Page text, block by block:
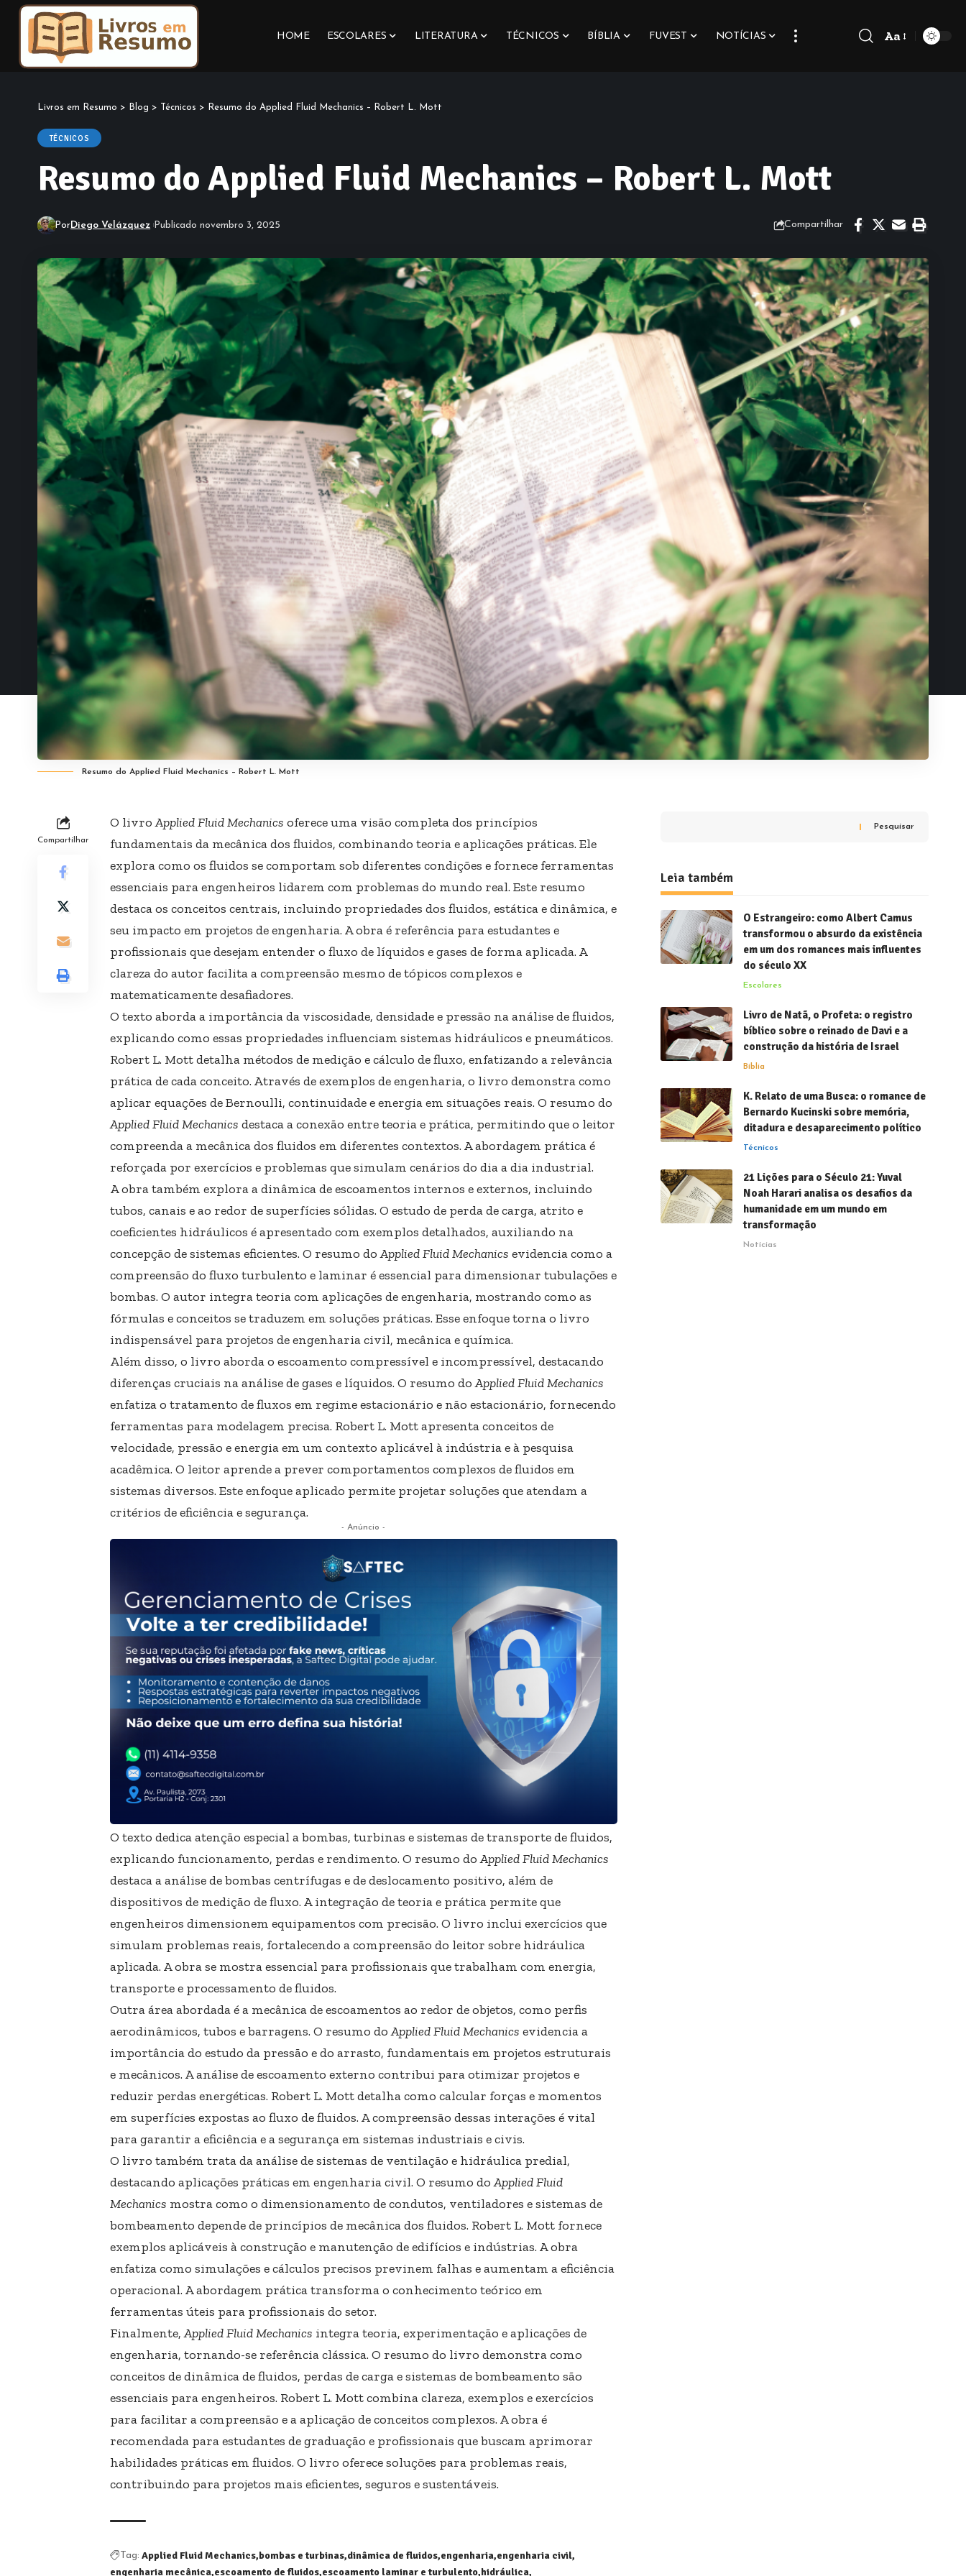
HOME ESCOLARES LITERATURA TÉCNICOS BÍBLIA FUVEST NOTÍCIAS
Font
Aa
Livros em Resumo > Blog > Técnicos > Resumo do Applied Fluid Mechanics – Robert L. Mott
TÉCNICOS
Resumo do Applied Fluid Mechanics – Robert L. Mott
PorDiego Velázquez Publicado novembro 3, 2025 Compartilhar
Resumo do Applied Fluid Mechanics – Robert L. Mott
Compartilhar
O livroApplied Fluid Mechanics oferece uma visão completa dos princípios
fundamentais da mecânica dos fluidos, combinando teoria e aplicações práticas. Ele
explora como os fluidos se comportam sob diferentes condições e fornece ferramentas
essenciais para engenheiros lidarem com problemas do mundo real. Este resumo
destaca os conceitos centrais, incluindo propriedades dos fluidos, estática e dinâmica, e
seu impacto em projetos de engenharia. A obra é referência para estudantes e
profissionais que desejam entender o fluxo de líquidos e gases de forma aplicada. A
clareza do autor facilita a compreensão mesmo de tópicos complexos e
matematicamente desafiadores.
O texto aborda a importância da viscosidade, densidade e pressão na análise de fluidos,
explicando como essas propriedades influenciam sistemas hidráulicos e pneumáticos.
Robert L. Mott detalha métodos de medição e cálculo de fluxo, enfatizando a relevância
prática de cada conceito. Através de exemplos de engenharia, o livro demonstra como
aplicar equações de Bernoulli, continuidade e energia em situações reais. O resumo do
Applied Fluid Mechanics destaca a conexão entre teoria e prática, permitindo que o leitor
compreenda a mecânica dos fluidos em diferentes contextos. A abordagem prática é
reforçada por exercícios e problemas que simulam cenários do dia a dia industrial.
A obra também explora a dinâmica de escoamentos internos e externos, incluindo
tubos, canais e ao redor de superfícies sólidas. O estudo de perda de carga, atrito e
coeficientes hidráulicos é apresentado com exemplos detalhados, auxiliando na
concepção de sistemas eficientes. O resumo doApplied Fluid Mechanics evidencia como a
compreensão do fluxo turbulento e laminar é essencial para dimensionar tubulações e
bombas. O autor integra teoria com aplicações de engenharia, mostrando como as
fórmulas e conceitos se traduzem em soluções práticas. Esse enfoque torna o livro
indispensável para projetos de engenharia civil, mecânica e química.
Além disso, o livro aborda o escoamento compressível e incompressível, destacando
diferenças cruciais na análise de gases e líquidos. O resumo doApplied Fluid Mechanics
enfatiza o tratamento de fluxos em regime estacionário e não estacionário, fornecendo
ferramentas para modelagem precisa. Robert L. Mott apresenta conceitos de
velocidade, pressão e energia em um contexto aplicável à indústria e à pesquisa
acadêmica. O leitor aprende a prever comportamentos complexos de fluidos em
sistemas diversos. Este enfoque aplicado permite projetar soluções que atendam a
critérios de eficiência e segurança.
- Anúncio -
O texto dedica atenção especial a bombas, turbinas e sistemas de transporte de fluidos,
explicando funcionamento, perdas e rendimento. O resumo doApplied Fluid Mechanics
destaca a análise de bombas centrífugas e de deslocamento positivo, além de
dispositivos de medição de fluxo. A integração de teoria e prática permite que
engenheiros dimensionem equipamentos com precisão. O livro inclui exercícios que
simulam problemas reais, fortalecendo a compreensão do leitor sobre hidráulica
aplicada. A obra se mostra essencial para profissionais que trabalham com energia,
transporte e processamento de fluidos.
Outra área abordada é a mecânica de escoamentos ao redor de objetos, como perfis
aerodinâmicos, tubos e barragens. O resumo doApplied Fluid Mechanics evidencia a
importância do estudo da pressão e do arrasto, fundamentais em projetos estruturais
e mecânicos. A análise de escoamento externo contribui para otimizar projetos e
reduzir perdas energéticas. Robert L. Mott detalha como calcular forças e momentos
em superfícies expostas ao fluxo de fluidos. A compreensão dessas interações é vital
para garantir a eficiência e a segurança em sistemas industriais e civis.
O livro também trata da análise de sistemas de ventilação e hidráulica predial,
destacando aplicações práticas em engenharia civil. O resumo doApplied Fluid
Mechanics mostra como o dimensionamento de condutos, ventiladores e sistemas de
bombeamento depende de princípios de mecânica dos fluidos. Robert L. Mott fornece
exemplos aplicáveis à construção e manutenção de edifícios e indústrias. A obra
enfatiza como simulações e cálculos precisos previnem falhas e aumentam a eficiência
operacional. A abordagem prática transforma o conhecimento teórico em
ferramentas úteis para profissionais do setor.
Finalmente,Applied Fluid Mechanics integra teoria, experimentação e aplicações de
engenharia, tornando-se referência clássica. O resumo do livro demonstra como
conceitos de dinâmica de fluidos, perdas de carga e sistemas de bombeamento são
essenciais para engenheiros. Robert L. Mott combina clareza, exemplos e exercícios
para facilitar a compreensão e a aplicação de conceitos complexos. A obra é
recomendada para estudantes de graduação e profissionais que buscam aprimorar
habilidades práticas em fluidos. O livro oferece soluções para problemas reais,
contribuindo para projetos mais eficientes, seguros e sustentáveis.
Tag: Applied Fluid Mechanics bombas e turbinas dinâmica de fluidos engenharia engenharia civil
engenharia mecânica escoamento de fluidos escoamento laminar e turbulento hidráulica
Pesquisar
Leia também
O Estrangeiro: como Albert Camus
transformou o absurdo da existência
em um dos romances mais influentes
do século XX
Escolares
Livro de Natã, o Profeta: o registro
bíblico sobre o reinado de Davi e a
construção da história de Israel
Bíblia
K. Relato de uma Busca: o romance de
Bernardo Kucinski sobre memória,
ditadura e desaparecimento político
Técnicos
21 Lições para o Século 21: Yuval
Noah Harari analisa os desafios da
humanidade em um mundo em
transformação
Notícias